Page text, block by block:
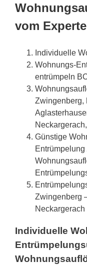
vom
Individuelle
Wohnungs-
entrümpeln
Zwingenberg,
Günstige
Zwingenberg
Neckargerach
Individuelle